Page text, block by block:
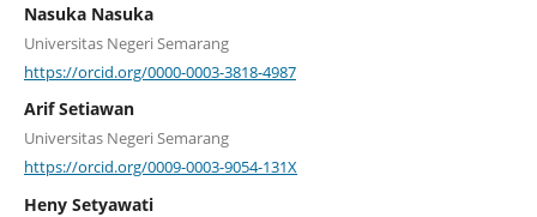
Nasuka Nasuka
Universitas Negeri Semarang
https://orcid.org/0000-0003-3818-4987
Arif Setiawan
Universitas Negeri Semarang
https://orcid.org/0009-0003-9054-131X
Heny Setyawati